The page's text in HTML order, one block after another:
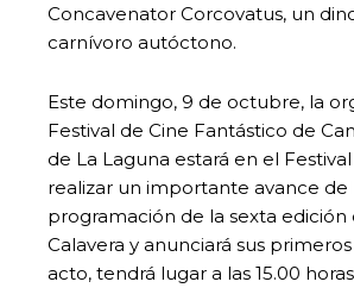
Concavenator Corcovatus, un
carnívoro autóctono.
Este domingo, 9 de octubre, la
Festival de Cine Fantástico de
de La Laguna estará en el
realizar un importante avance de
programación de la sexta edición
Calavera y anunciará sus
acto, tendrá lugar a las 15.00